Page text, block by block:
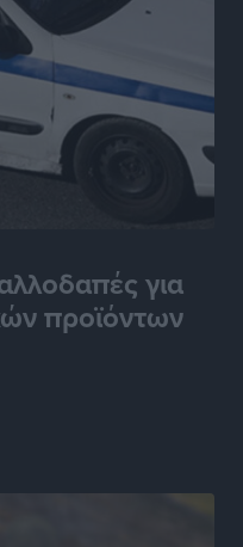
για
προϊόντων